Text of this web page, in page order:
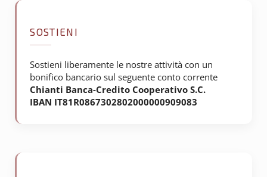
SOSTIENI
Sostieni liberamente le nostre attività con un
bonifico bancario sul seguente conto corrente
Chianti Banca-Credito Cooperativo S.C.
IBAN IT81R0867302802000000909083